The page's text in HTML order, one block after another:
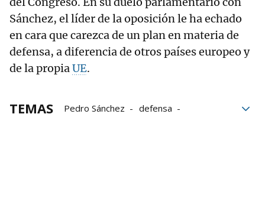
Sánchez, el líder de la oposición le ha echado
en cara que carezca de un plan en materia de
defensa, a diferencia de otros países europeo y
de la propiaUE.
TEMAS Pedro Sánchez
defensa